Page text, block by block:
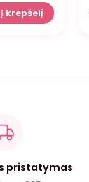
Į krepšelį
pristatymas